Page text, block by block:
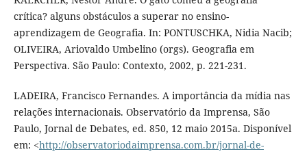
crítica? alguns obstáculos a superar no ensino-
aprendizagem de Geografia. In: PONTUSCHKA, Nidia Nacib;
OLIVEIRA, Ariovaldo Umbelino (orgs). Geografia em
Perspectiva. São Paulo: Contexto, 2002, p. 221-231.
LADEIRA, Francisco Fernandes. A importância da mídia nas
relações internacionais. Observatório da Imprensa, São
Paulo, Jornal de Debates, ed. 850, 12 maio 2015a. Disponível
em: <http://observatoriodaimprensa.com.br/jornal-de-